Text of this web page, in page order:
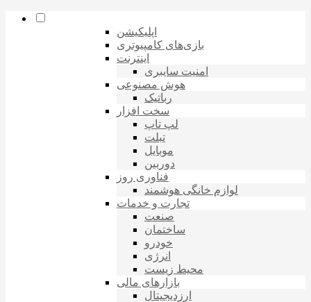
اپلیکیشن
بازی‌های کامپیوتری
اینترنت
امنیت سایبری
هوش مصنوعی
رباتیک
سخت افزار
لپ تاپ
تبلت
موبایل
دوربین
فناوری روز
لوازم خانگی هوشمند
تجارت و خدمات
صنعت
ساختمان
خودرو
انرژی
محیط زیست
بازارهای مالی
ارزدیجیتال